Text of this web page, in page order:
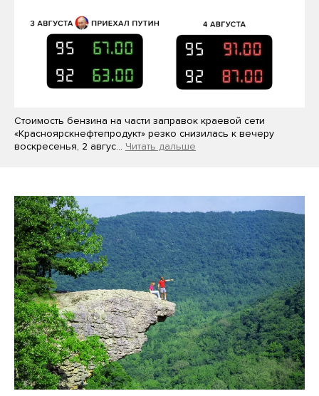
Стоимость бензина на части заправок краевой сети
«Красноярскнефтепродукт» резко снизилась к вечеру
воскресенья, 2 авгус… Читать дальше